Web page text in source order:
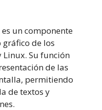
es un componente
de los
Su función
de las
permitiendo
de textos y